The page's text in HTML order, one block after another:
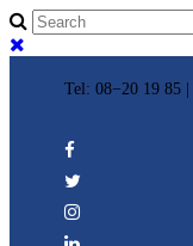
Tel: 08−20 19 85 |